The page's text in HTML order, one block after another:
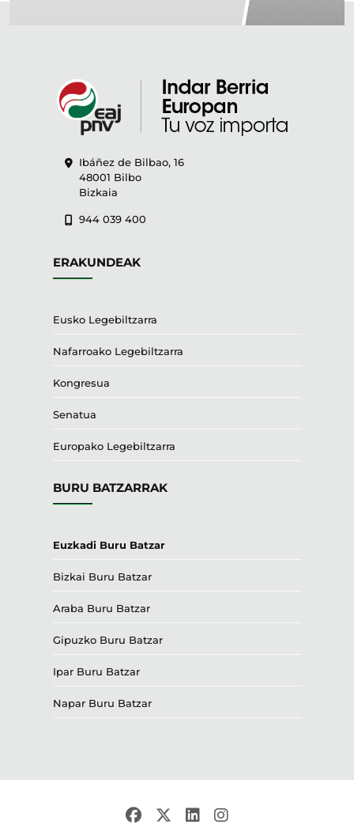
Ibáñez de Bilbao, 16
48001 Bilbo
Bizkaia
944 039 400
ERAKUNDEAK
Eusko Legebiltzarra
Nafarroako Legebiltzarra
Kongresua
Senatua
Europako Legebiltzarra
BURU BATZARRAK
Euzkadi Buru Batzar
Bizkai Buru Batzar
Araba Buru Batzar
Gipuzko Buru Batzar
Ipar Buru Batzar
Napar Buru Batzar